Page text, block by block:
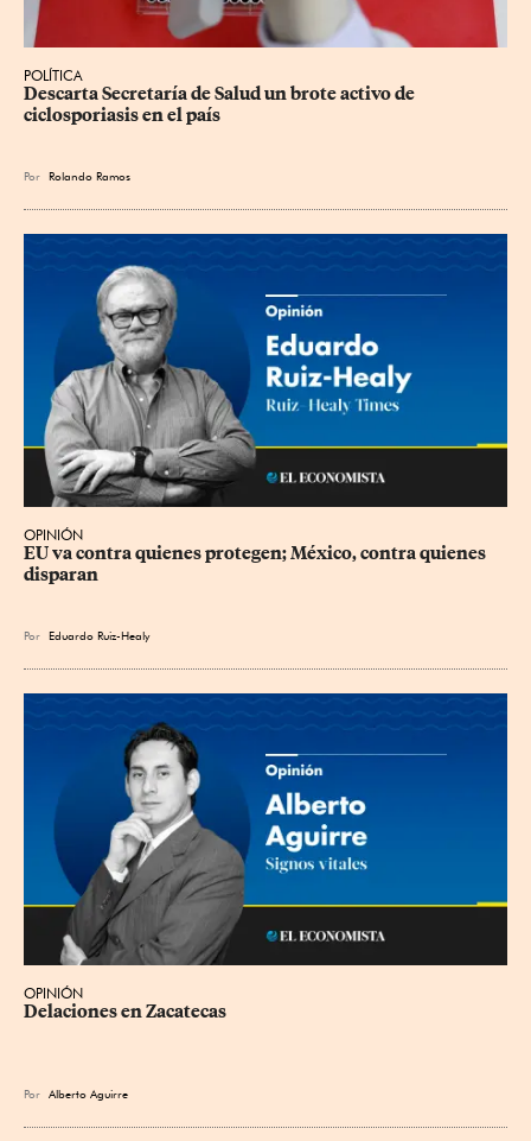
POLÍTICA
Descarta Secretaría de Salud un brote activo de
ciclosporiasis en el país
Por Rolando Ramos
OPINIÓN
EU va contra quienes protegen; México, contra quienes
disparan
Por Eduardo Ruiz-Healy
OPINIÓN
Delaciones en Zacatecas
Por Alberto Aguirre